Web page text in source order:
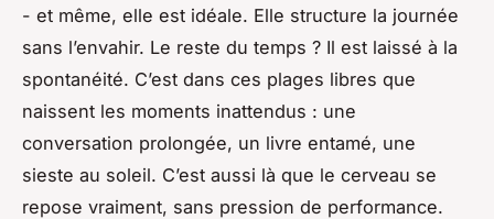
- et même, elle est idéale. Elle structure la journée
sans l’envahir. Le reste du temps ? Il est laissé à la
spontanéité. C’est dans ces plages libres que
naissent les moments inattendus : une
conversation prolongée, un livre entamé, une
sieste au soleil. C’est aussi là que le cerveau se
repose vraiment, sans pression de performance.